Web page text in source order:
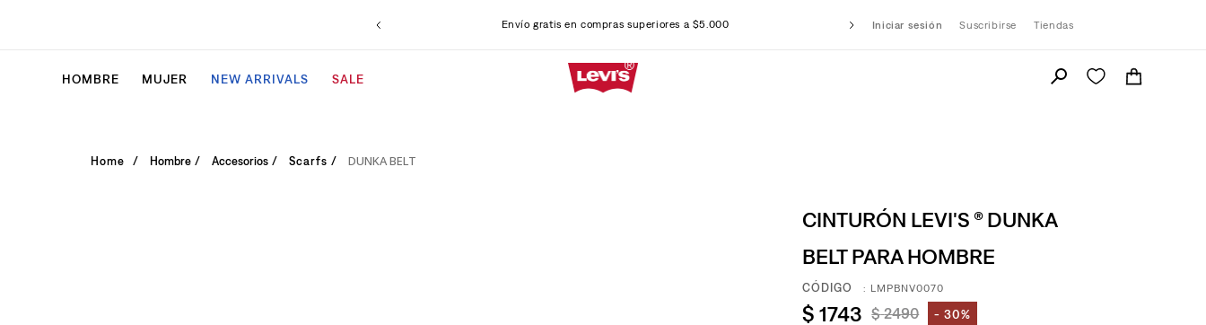
Envío gratis en compras superiores a $5.000 Iniciar sesión Suscribirse Tiendas
HOMBRE MUJER NEW ARRIVALS SALE
Hombre Accesorios Scarfs DUNKA BELT
CINTURÓN LEVI'S ® DUNKA
BELT PARA HOMBRE
: LMPBNV0070
$ 1743 $ 2490 30%